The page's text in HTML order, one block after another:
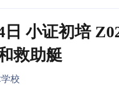
日 小证初培
救助艇
校